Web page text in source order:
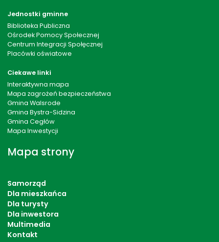
Jednostki gminne
Biblioteka Publiczna
Ośrodek Pomocy Społecznej
Centrum Integracji Społęcznej
Placówki oświatowe
Ciekawe linki
Interaktywna mapa
Mapa zagrożeń bezpieczeństwa
Gmina Walsrode
Gmina Bystra-Sidzina
Gmina Cegłów
Mapa Inwestycji
Mapa strony
Samorząd
Dla mieszkańca
Dla turysty
Dla inwestora
Multimedia
Kontakt